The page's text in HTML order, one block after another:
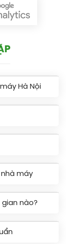
Hà Nội
máy
gian nào?